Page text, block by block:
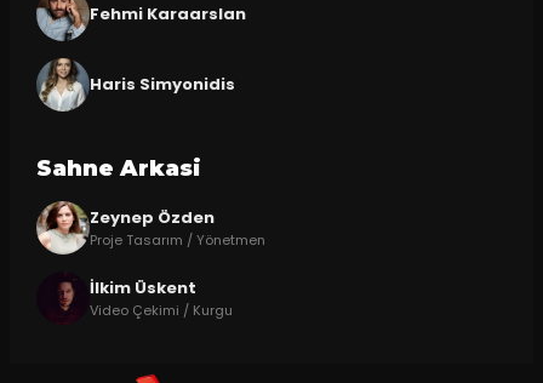
Fehmi Karaarslan
Haris Simyonidis
Sahne Arkasi
Zeynep Özden
Proje Tasarım / Yönetmen
İlkim Üskent
Video Çekimi / Kurgu